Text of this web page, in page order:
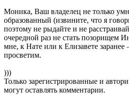
Моника, Ваш владелец не только
образованный (извините, что я
поэтому не рыдайте и не
очередной раз не стать позорищем
мне, к Нате или к Елизавете
просветим.
)))
Только зарегистрированные и
могут оставлять комментарии.